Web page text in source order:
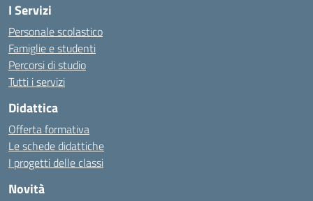
I Servizi
Personale scolastico
Famiglie e studenti
Percorsi di studio
Tutti i servizi
Didattica
Offerta formativa
Le schede didattiche
I progetti delle classi
Novità